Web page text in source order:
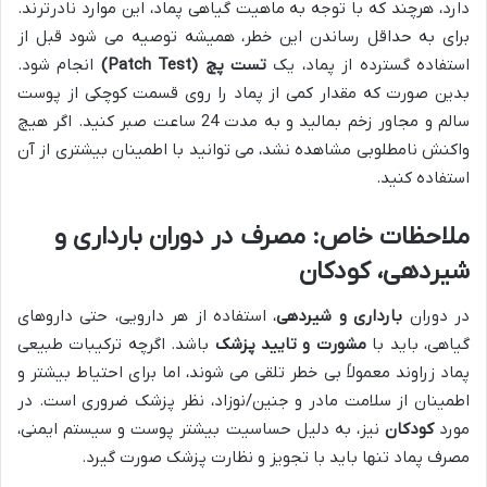
دارد، هرچند که با توجه به ماهیت گیاهی پماد، این موارد نادرترند.
برای به حداقل رساندن این خطر، همیشه توصیه می شود قبل از
استفاده گسترده از پماد، یک تست پچ (Patch Test)
انجام شود.
بدین صورت که مقدار کمی از پماد را روی قسمت کوچکی از پوست
سالم و مجاور زخم بمالید و به مدت 24 ساعت صبر کنید. اگر هیچ
واکنش نامطلوبی مشاهده نشد، می توانید با اطمینان بیشتری از آن
استفاده کنید.
ملاحظات خاص: مصرف در دوران بارداری و
شیردهی، کودکان
در دوران بارداری و شیردهی، استفاده از هر دارویی، حتی داروهای
گیاهی، باید بامشورت و تایید پزشک باشد. اگرچه ترکیبات طبیعی
پماد زراوند معمولاً بی خطر تلقی می شوند، اما برای احتیاط بیشتر و
اطمینان از سلامت مادر و جنین/نوزاد، نظر پزشک ضروری است. در
موردکودکان نیز، به دلیل حساسیت بیشتر پوست و سیستم ایمنی،
مصرف پماد تنها باید با تجویز و نظارت پزشک صورت گیرد.